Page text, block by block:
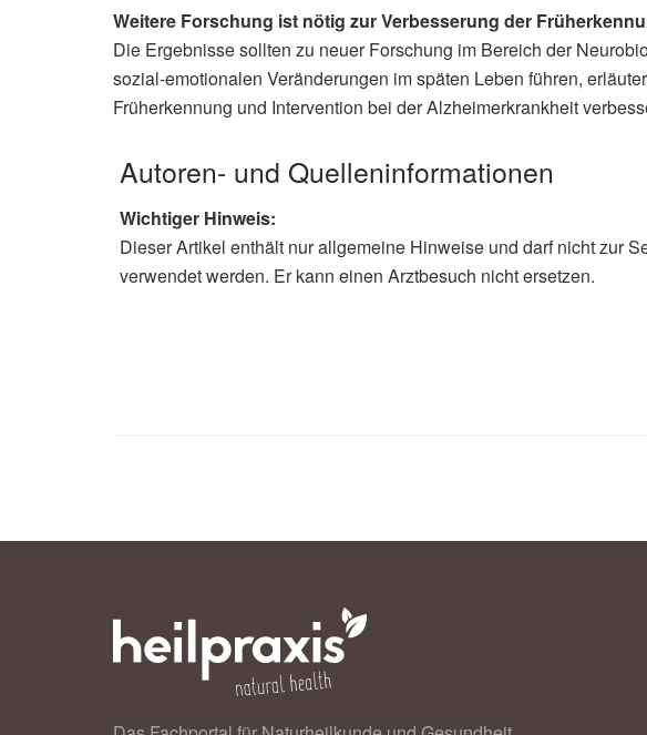
Weitere Forschung ist nötig zur Verbesserung der
Die Ergebnisse sollten zu neuer Forschung im Bereich der
sozial-emotionalen Veränderungen im späten Leben führen,
Früherkennung und Intervention bei der Alzheimerkrankheit
Autoren- und Quelleninformationen
Wichtiger Hinweis:
Dieser Artikel enthält nur allgemeine Hinweise und darf nicht zur
verwendet werden. Er kann einen Arztbesuch nicht ersetzen.